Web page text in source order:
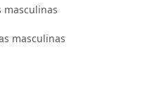
masculinas
masculinas